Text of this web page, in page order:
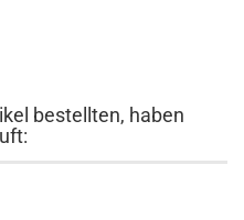
bestellten, haben